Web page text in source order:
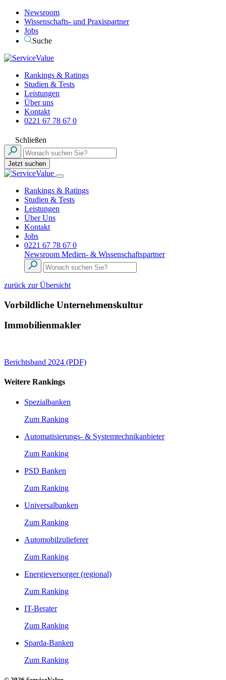
Newsroom
Wissenschafts- und Praxispartner
Jobs
Suche
Rankings & Ratings
Studien & Tests
Leistungen
Über uns
Kontakt
0221 67 78 67 0
Schließen
Jetzt suchen
Rankings & Ratings
Studien & Tests
Leistungen
Über Uns
Kontakt
Jobs
0221 67 78 67 0
Newsroom Medien- & Wissenschaftspartner
zurück zur Übersicht
Vorbildliche Unternehmenskultur
Immobilienmakler
Berichtsband 2024 (PDF)
Weitere Rankings
Spezialbanken
Zum Ranking
Automatisierungs- & Systemtechnikanbieter
Zum Ranking
PSD Banken
Zum Ranking
Universalbanken
Zum Ranking
Automobilzulieferer
Zum Ranking
Energieversorger (regional)
Zum Ranking
IT-Berater
Zum Ranking
Sparda-Banken
Zum Ranking